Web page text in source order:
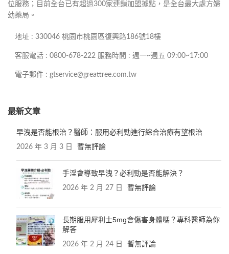
位服務；目前全台已有超過300家連鎖加盟據點，是全台最大處方婦
幼藥局。
地址 : 330046 桃園市桃園區復興路186號18樓
客服電話 : 0800-678-222 服務時間 : 週一~週五 09:00~17:00
電子郵件 : gtservice@greattree.com.tw
最新文章
早洩是否能根治？醫師：服用必利勁進行綜合治療有望根治
2026 年 3 月 3 日 暫無評論
手淫會導致早洩？必利勁是否能解決？
2026 年 2 月 27 日 暫無評論
長期服用犀利士5mg會傷害身體嗎？專科醫師為你
解答
2026 年 2 月 24 日 暫無評論